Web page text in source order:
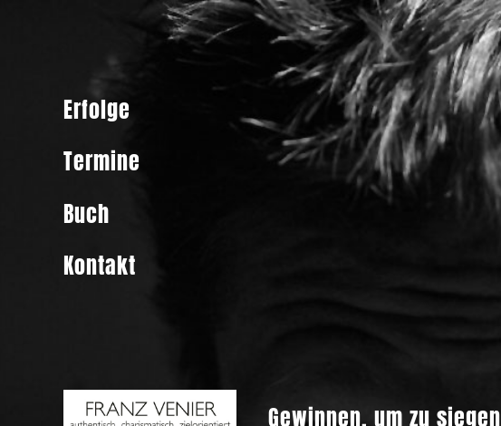
Erfolge
Termine
Buch
Kontakt
Gewinnen, um zu siegen